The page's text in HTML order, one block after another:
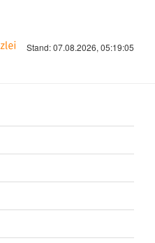
Stand: 07.08.2026, 05:19:05